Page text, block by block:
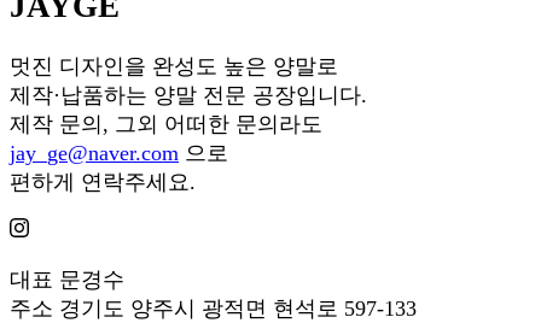
멋진 디자인을 완성도 높은 양말로
제작·납품하는 양말 전문 공장입니다.
제작 문의, 그외 어떠한 문의라도
jay_ge@naver.com 으로
편하게 연락주세요.
대표 문경수
주소 경기도 양주시 광적면 현석로 597-133